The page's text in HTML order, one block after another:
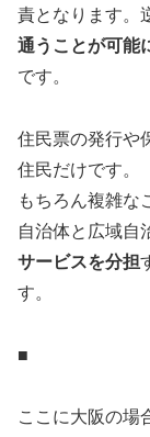
責となります。
通うことが可能
です。
住民票の発行や
住民だけです。
もちろん複雑な
自治体と広域自
サービスを分担
す。
■
ここに大阪の場